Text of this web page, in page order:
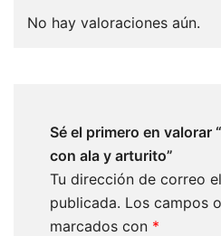
No hay valoraciones aún.
Sé el primero en valorar
con ala y arturito”
Tu dirección de correo
publicada. Los campos
marcados con *